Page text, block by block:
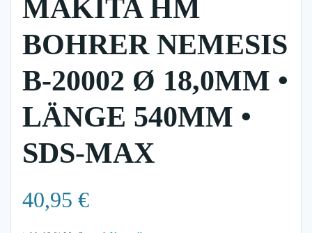
MAKITA HM
BOHRER NEMESIS
B-20002 Ø 18,0MM •
LÄNGE 540MM •
SDS-MAX
40,95 €